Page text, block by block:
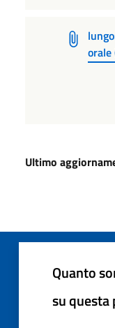
orale
Ultimo
Quanto
su questa